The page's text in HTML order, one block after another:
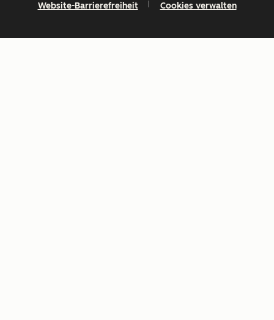
Website-Barrierefreiheit Cookies verwalten